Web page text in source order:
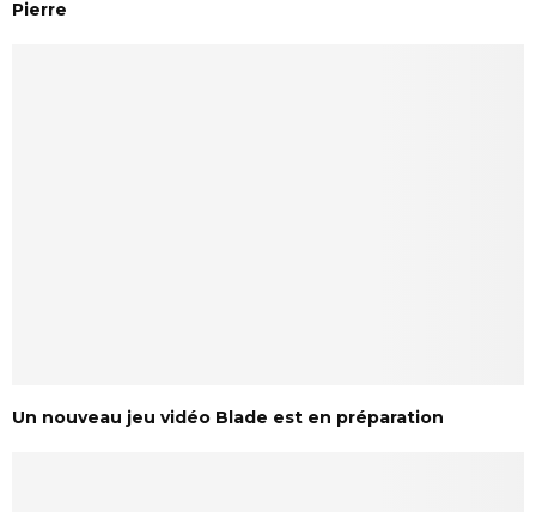
Pierre
Un nouveau jeu vidéo Blade est en préparation